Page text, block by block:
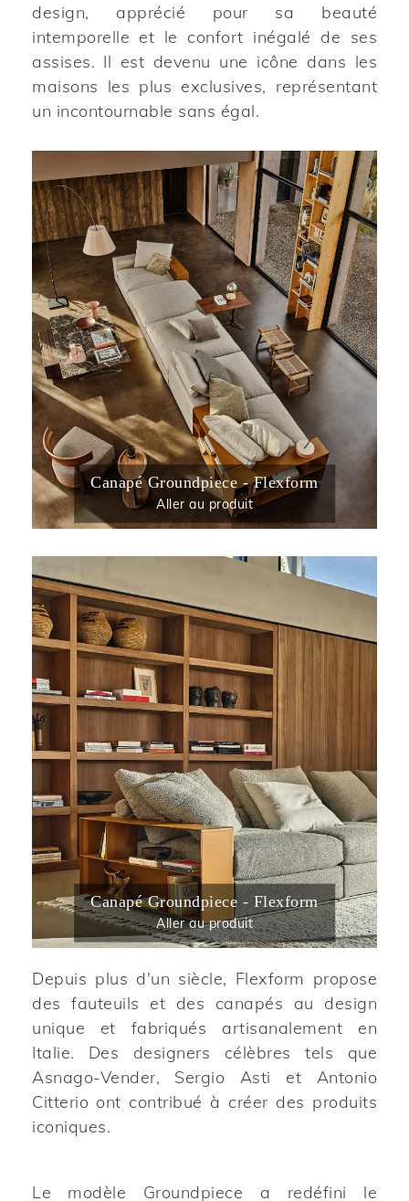
design, apprécié pour sa beauté
intemporelle et le confort inégalé de ses
assises. Il est devenu une icône dans les
maisons les plus exclusives, représentant
un incontournable sans égal.
Canapé Groundpiece - Flexform
Aller au produit
Canapé Groundpiece - Flexform
Aller au produit
Depuis plus d'un siècle, Flexform propose
des fauteuils et des canapés au design
unique et fabriqués artisanalement en
Italie. Des designers célèbres tels que
Asnago-Vender, Sergio Asti et Antonio
Citterio ont contribué à créer des produits
iconiques.
Le modèle Groundpiece a redéfini le